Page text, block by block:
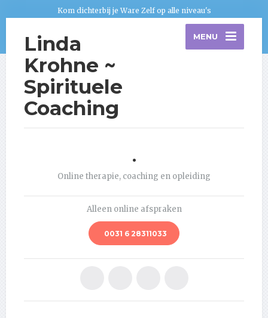
Kom dichterbij je Ware Zelf op alle niveau's
Linda
Krohne ~
Spirituele
Coaching
MENU
.
Online therapie, coaching en opleiding
Alleen online afspraken
0031 6 28311033